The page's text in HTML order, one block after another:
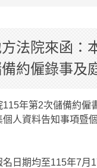
法院來函：
約僱錄事及
年第2次儲備約僱
人資料告知事項暨
日期均至115年7月